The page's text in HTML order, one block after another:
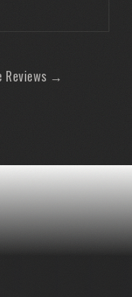
Reviews →